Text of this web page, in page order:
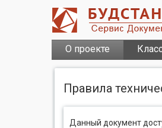
О проекте
Правила
Данный документ